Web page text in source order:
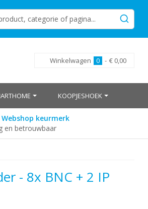
Winkelwagen 0 - € 0,00
KOOPJESHOEK
Webshop keurmerk
en betrouwbaar
- 8x BNC + 2 IP